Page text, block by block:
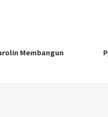
Membangun